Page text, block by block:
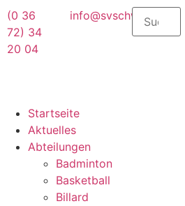
(0 36
72) 34
20 04
info@svschwarza.de
Startseite
Aktuelles
Abteilungen
Badminton
Basketball
Billard